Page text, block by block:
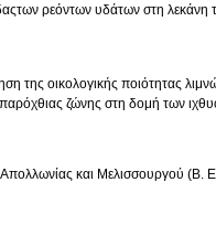
ρεόντων υδάτων στη λεκάνη
της οικολογικής ποιότητας
και Μελισσουργού (Β.